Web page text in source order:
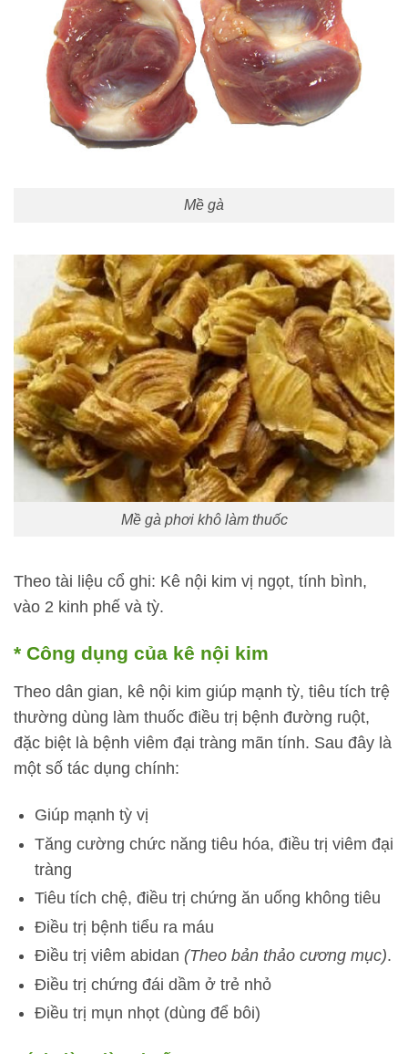
Mề gà
Mề gà phơi khô làm thuốc
Theo tài liệu cổ ghi: Kê nội kim vị ngọt, tính bình,
vào 2 kinh phế và tỳ.
* Công dụng của kê nội kim
Theo dân gian, kê nội kim giúp mạnh tỳ, tiêu tích trệ
thường dùng làm thuốc điều trị bệnh đường ruột,
đặc biệt là bệnh viêm đại tràng mãn tính. Sau đây là
một số tác dụng chính:
Giúp mạnh tỳ vị
Tăng cường chức năng tiêu hóa, điều trị viêm đại
tràng
Tiêu tích chệ, điều trị chứng ăn uống không tiêu
Điều trị bệnh tiểu ra máu
Điều trị viêm abidan (Theo bản thảo cương mục).
Điều trị chứng đái dầm ở trẻ nhỏ
Điều trị mụn nhọt (dùng để bôi)